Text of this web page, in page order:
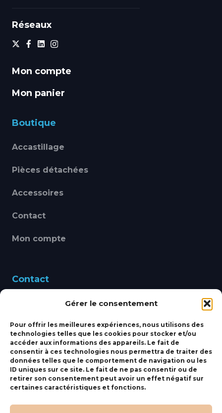
Gérer le consentement
Pour offrir les meilleures expériences, nous utilisons des
technologies telles que les cookies pour stocker et/ou
accéder aux informations des appareils. Le fait de
consentir à ces technologies nous permettra de traiter des
données telles que le comportement de navigation ou les
ID uniques sur ce site. Le fait de ne pas consentir ou de
retirer son consentement peut avoir un effet négatif sur
certaines caractéristiques et fonctions.
Réseaux
Mon compte
Mon panier
Boutique
Accastillage
Pièces détachées
Accessoires
Contact
Mon compte
Contact
460 Avenue Alain Le
bbsmarine@bbs-
marine.fr
Fixe:04 27 50 24 50
Mobile:06 69 44 48 83